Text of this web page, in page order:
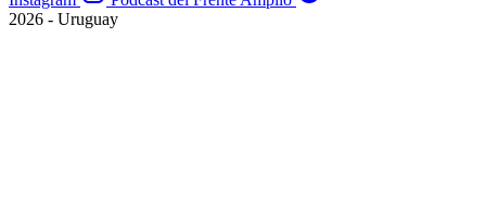
2026 - Uruguay